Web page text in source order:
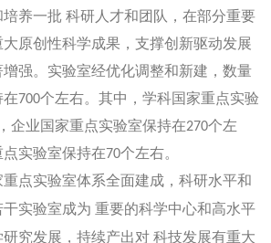
培养一批 科研人才和团队，在部分重要
原创性科学成果，支撑创新驱动发展
强。实验室经优化调整和新建，数量
700个左右。其中，学科国家重点实验
企业国家重点实验室保持在270个左
实验室保持在70个左右。
点实验室体系全面建成，科研水平和
实验室成为 重要的科学中心和高水平
究发展，持续产出对 科技发展有重大